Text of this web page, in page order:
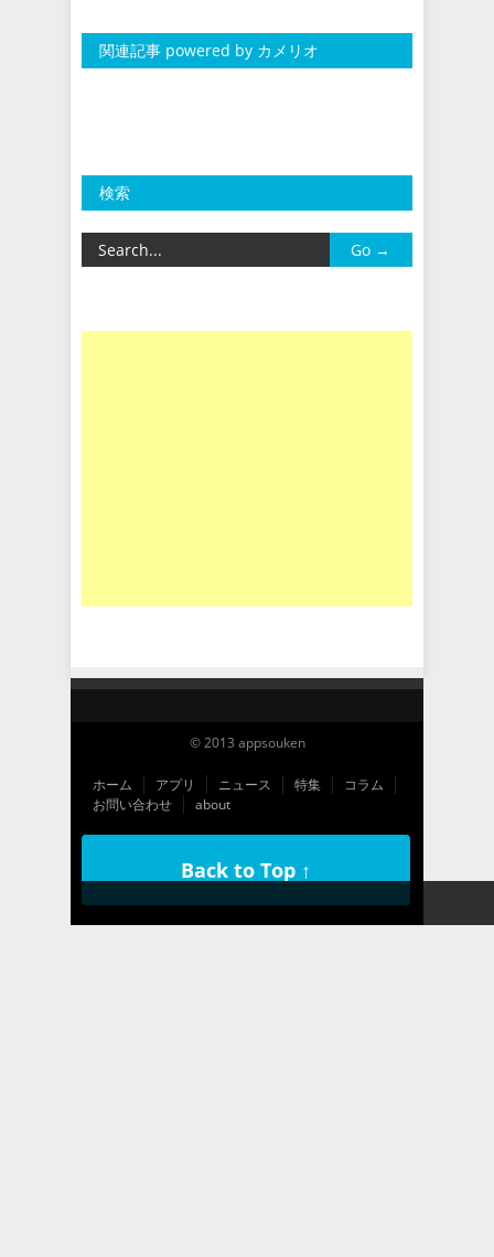
関連記事 powered by カメリオ
検索
© 2013 appsouken
ホーム アプリ ニュース 特集
コラム
お問い合わせ
about
Back to Top ↑